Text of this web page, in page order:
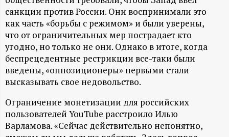
Н
-
и
н
ф
санкции против России. Они воспринимали это
как часть «борьбы с режимом» и были уверены,
что от ограничительных мер пострадает кто
угодно, но только не они. Однако в итоге, когда
беспрецедентные рестрикции все-таки были
введены, «оппозиционеры» первыми стали
высказывать свое недовольство.
Ограничение монетизации для российских
пользователей YouTube расстроило Илью
Варламова. «Сейчас действительно непонятно,